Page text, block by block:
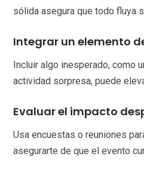
sólida asegura que todo fluya
Integrar un elemento
Incluir algo inesperado, como
actividad sorpresa, puede
Evaluar el impacto
Usa encuestas o reuniones
asegurarte de que el evento